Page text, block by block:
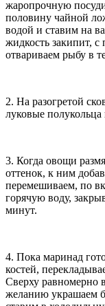
жаропрочную
половину чайной
водой и ставим на
жидкость закипит,
отвариваем рыбу в
2. На разогретой
луковые
3. Когда овощи
оттенок, к ним
перемешиваем, по
горячую воду,
минут.
4. Пока маринад
костей,
Сверху равномерно
желанию украшаем